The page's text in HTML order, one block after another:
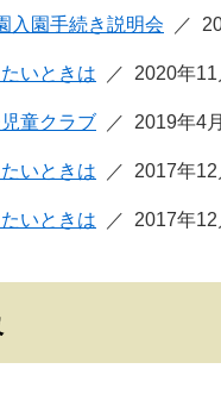
入園手続き説明会
いときは 2020年
童クラブ 2019年4
いときは 2017年
いときは 2017年